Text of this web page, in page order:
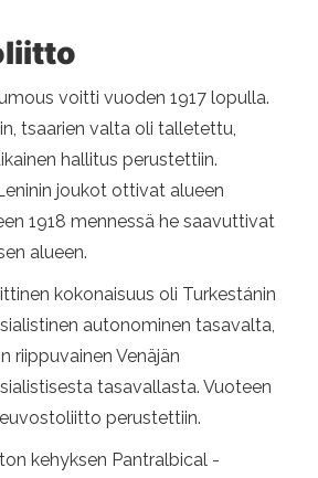
voitti vuoden 1917 lopulla.
tsaarien valta oli talletettu,
hallitus perustettiin.
joukot ottivat alueen
1918 mennessä he saavuttivat
alueen.
kokonaisuus oli Turkestánin
autonominen tasavalta,
riippuvainen Venäjän
tasavallasta. Vuoteen
perustettiin.
kehyksen Pantralbical -